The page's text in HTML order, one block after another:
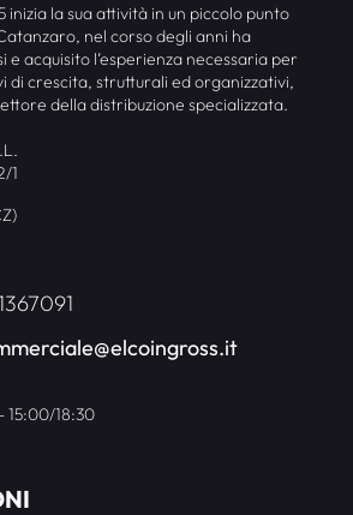
inizia la sua attività in un piccolo punto
nel corso degli anni ha
e acquisito l’esperienza necessaria per
di crescita, strutturali ed organizzativi,
della distribuzione specializzata.
1
15:00/18:30